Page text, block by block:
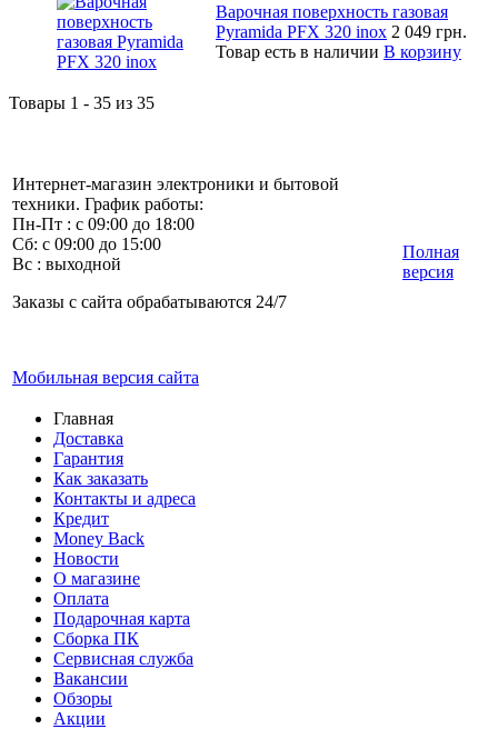
Варочная поверхность газовая
Pyramida PFX 320 inox 2 049 грн.
Товар есть в наличии В корзину
Товары 1 - 35 из 35
Интернет-магазин электроники и бытовой
техники. График работы:
Пн-Пт : с 09:00 до 18:00
Сб: с 09:00 до 15:00
Вс : выходной
Заказы с сайта обрабатываются 24/7
Мобильная версия сайта
Полная
версия
Главная
Доставка
Гарантия
Как заказать
Контакты и адреса
Кредит
Money Back
Новости
О магазине
Оплата
Подарочная карта
Сборка ПК
Сервисная служба
Вакансии
Обзоры
Акции